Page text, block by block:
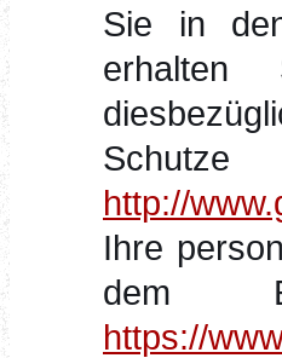
Sie in
erhalten
http://
Ihre
dem
https://